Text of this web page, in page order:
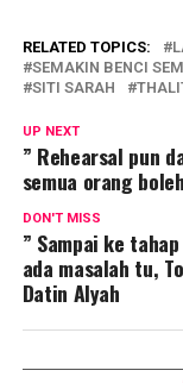
RELATED TOPICS:
SEMAKIN BENCI
SITI SARAH
UP NEXT
” Rehearsal pun
semua orang
DON'T MISS
” Sampai ke
ada masalah tu,
Datin Alyah